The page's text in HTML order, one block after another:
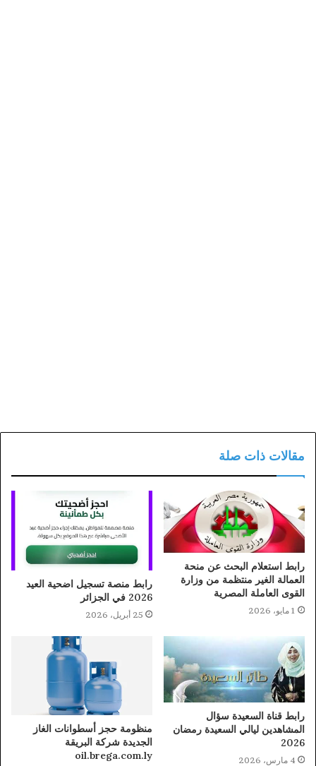
مقالات ذات صلة
رابط استعلام البحث عن منحة
العمالة الغير منتظمة من وزارة
القوى العاملة المصرية
1 مايو، 2026
رابط منصة تسجيل اضحية العيد
2026 في الجزائر
25 أبريل، 2026
رابط قناة السعيدة سؤال
المشاهدين ليالي السعيدة رمضان
2026
4 مارس، 2026
منظومة حجز أسطوانات الغاز
الجديدة شركة البريقة
oil.brega.com.ly